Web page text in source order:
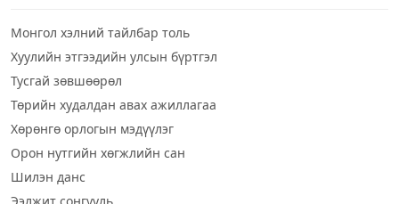
Монгол хэлний тайлбар толь
Хуулийн этгээдийн улсын бүртгэл
Тусгай зөвшөөрөл
Төрийн худалдан авах ажиллагаа
Хөрөнгө орлогын мэдүүлэг
Орон нутгийн хөгжлийн сан
Шилэн данс